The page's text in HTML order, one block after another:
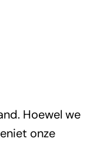
Hoewel we
onze